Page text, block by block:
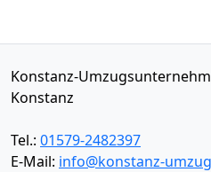
Konstanz-
Konstanz
Tel.: 01579-2482397
E-Mail: info@konstanz-